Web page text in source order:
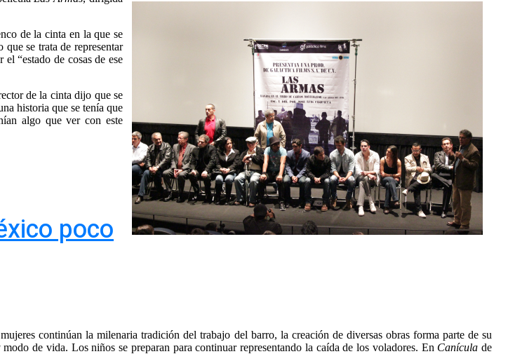
de la cinta en la que se
se trata de representar
“estado de cosas de ese
de la cinta dijo que se
historia que se tenía que
algo que ver con este
poco
continúan la milenaria tradición del trabajo del barro, la creación de diversas obras forma parte de su
de vida. Los niños se preparan para continuar representando la caída de los voladores. En Canícula de